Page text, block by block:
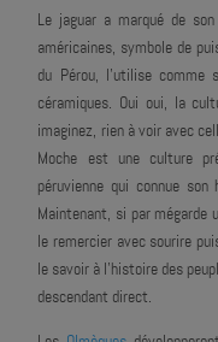
Le jaguar a marqué de
américaines, symbole de
du Pérou, l'utilise comme
céramiques. Oui oui, la
imaginez, rien à voir avec
Moche est une culture
péruvienne qui connue
Maintenant, si par mégarde
le remercier avec sourire
le savoir à l'histoire des
descendant direct.